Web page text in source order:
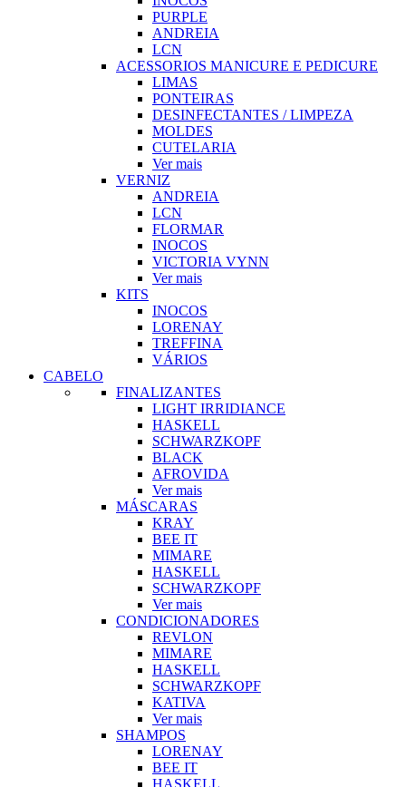
PURPLE
ANDREIA
LCN
ACESSORIOS MANICURE E PEDICURE
LIMAS
PONTEIRAS
DESINFECTANTES / LIMPEZA
MOLDES
CUTELARIA
Ver mais
VERNIZ
ANDREIA
LCN
FLORMAR
INOCOS
VICTORIA VYNN
Ver mais
KITS
INOCOS
LORENAY
TREFFINA
VÁRIOS
CABELO
FINALIZANTES
LIGHT IRRIDIANCE
HASKELL
SCHWARZKOPF
BLACK
AFROVIDA
Ver mais
MÁSCARAS
KRAY
BEE IT
MIMARE
HASKELL
SCHWARZKOPF
Ver mais
CONDICIONADORES
REVLON
MIMARE
HASKELL
SCHWARZKOPF
KATIVA
Ver mais
SHAMPOS
LORENAY
BEE IT
HASKELL